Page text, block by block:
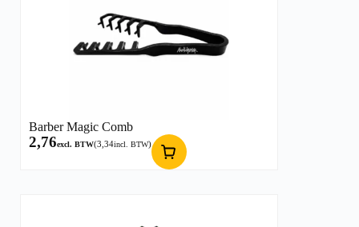
Barber Magic Comb
2,76excl. BTW(3,34incl. BTW)